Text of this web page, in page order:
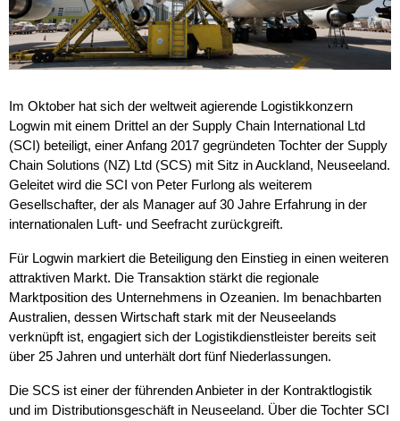
Im Oktober hat sich der weltweit agierende Logistikkonzern
Logwin mit einem Drittel an der Supply Chain International Ltd
(SCI) beteiligt, einer Anfang 2017 gegründeten Tochter der Supply
Chain Solutions (NZ) Ltd (SCS) mit Sitz in Auckland, Neuseeland.
Geleitet wird die SCI von Peter Furlong als weiterem
Gesellschafter, der als Manager auf 30 Jahre Erfahrung in der
internationalen Luft- und Seefracht zurückgreift.
Für Logwin markiert die Beteiligung den Einstieg in einen weiteren
attraktiven Markt. Die Transaktion stärkt die regionale
Marktposition des Unternehmens in Ozeanien. Im benachbarten
Australien, dessen Wirtschaft stark mit der Neuseelands
verknüpft ist, engagiert sich der Logistikdienstleister bereits seit
über 25 Jahren und unterhält dort fünf Niederlassungen.
Die SCS ist einer der führenden Anbieter in der Kontraktlogistik
und im Distributionsgeschäft in Neuseeland. Über die Tochter SCI